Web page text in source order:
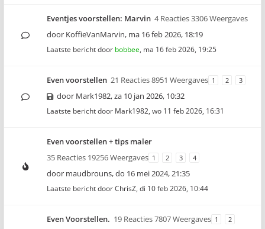
Eventjes voorstellen: Marvin 4 Reacties 3306 Weergaves
door KoffieVanMarvin, ma 16 feb 2026, 18:19
Laatste bericht door bobbee, ma 16 feb 2026, 19:25
Even voorstellen 21 Reacties 8951 Weergaves 1 2 3
door Mark1982,za 10 jan 2026, 10:32
Laatste bericht door Mark1982, wo 11 feb 2026, 16:31
Even voorstellen + tips maler
35 Reacties 19256 Weergaves 1 2 3 4
door maudbrouns,do 16 mei 2024, 21:35
Laatste bericht doorChrisZ, di 10 feb 2026, 10:44
Even Voorstellen. 19 Reacties 7807 Weergaves 1 2